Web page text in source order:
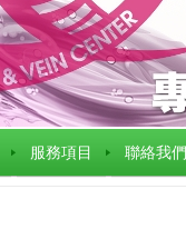
服務項目 聯絡我們